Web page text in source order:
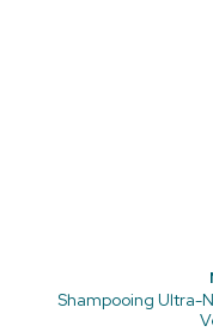
Shampooing Ultra-